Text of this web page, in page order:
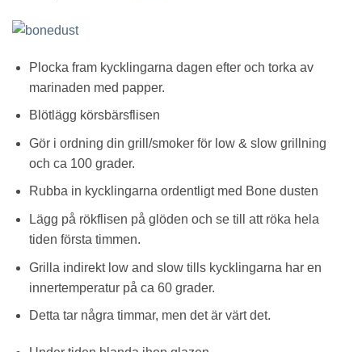
Plocka fram kycklingarna dagen efter och torka av
marinaden med papper.
Blötlägg körsbärsflisen
Gör i ordning din grill/smoker för low & slow grillning
och ca 100 grader.
Rubba in kycklingarna ordentligt med Bone dusten
Lägg på rökflisen på glöden och se till att röka hela
tiden första timmen.
Grilla indirekt low and slow tills kycklingarna har en
innertemperatur på ca 60 grader.
Detta tar några timmar, men det är värt det.